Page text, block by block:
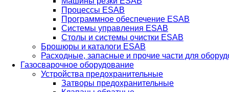
Процессы ESAB
Программное обеспечение ESAB
Системы управления ESAB
Столы и системы очистки ESAB
Брошюры и каталоги ESAB
Расходные, запасные и прочие части для
Газосварочное оборудование
Устройства предохранительные
Затворы предохранительные